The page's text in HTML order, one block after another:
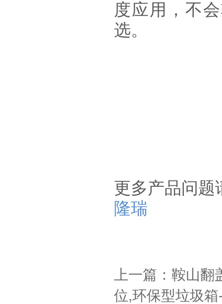
度应用，不
选。
更多产品问题
隆瑞
上一篇：鞍山
位,环保型垃圾